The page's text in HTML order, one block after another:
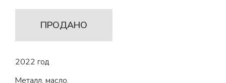
ПРОДАНО
2022 год
Металл, масло.